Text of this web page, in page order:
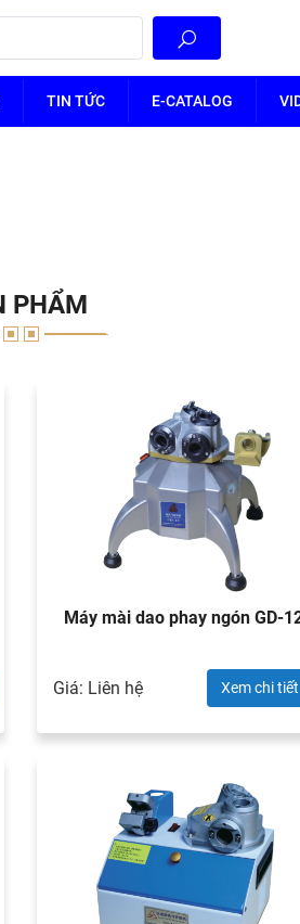
TIN TỨC E-CATALOG
PHẨM
Máy mài dao phay ngón GD-
Giá: Liên hệ Xem chi tiết